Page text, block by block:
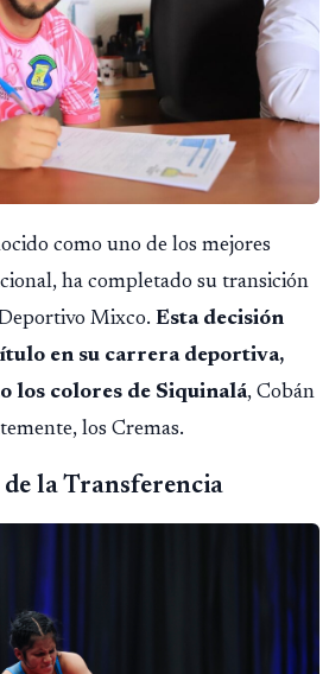
como uno de los mejores
ha completado su transición
Mixco. Esta decisión
en su carrera deportiva,
los colores de Siquinalá, Cobán
los Cremas.
la Transferencia